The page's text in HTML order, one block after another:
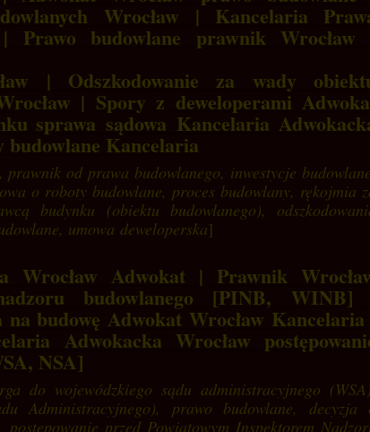
Wrocław | Kancelaria
Prawo budowlane prawnik Wrocław
| Odszkodowanie za wady
| Spory z deweloperami
sprawa sądowa Kancelaria
budowlane Kancelaria
od prawa budowlanego, inwestycje
o roboty budowlane, proces budowlany, rękojmia
budynku (obiektu budowlanego),
umowa deweloperska]
Wrocław Adwokat | Prawnik
budowlanego [PINB, WINB]
budowę Adwokat Wrocław Kancelaria
Adwokacka Wrocław
NSA]
do wojewódzkiego sądu administracyjnego
Administracyjnego), prawo budowlane, decyzja
przed Powiatowym Inspektorem